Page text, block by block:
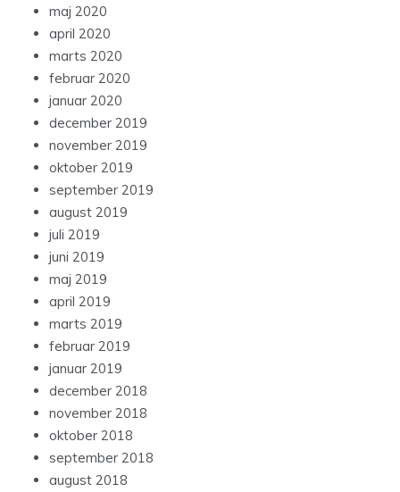
maj 2020
april 2020
marts 2020
februar 2020
januar 2020
december 2019
november 2019
oktober 2019
september 2019
august 2019
juli 2019
juni 2019
maj 2019
april 2019
marts 2019
februar 2019
januar 2019
december 2018
november 2018
oktober 2018
september 2018
august 2018